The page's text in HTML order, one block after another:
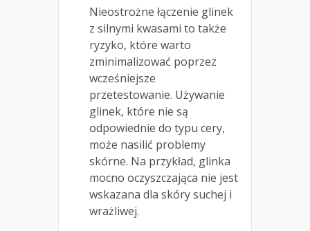
Nieostrożne łączenie glinek
z silnymi kwasami to także
ryzyko, które warto
zminimalizować poprzez
wcześniejsze
przetestowanie. Używanie
glinek, które nie są
odpowiednie do typu cery,
może nasilić problemy
skórne. Na przykład, glinka
mocno oczyszczająca nie jest
wskazana dla skóry suchej i
wrażliwej.